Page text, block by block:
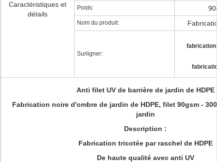
Caractéristiques et
détails
Poids:
Nom du produit:
Surligner:
fabrication
Anti filet UV de barrière de jardin de HDPE
Fabrication noire d'ombre de jardin de HDPE, filet 90gsm -
jardin
Description :
Fabrication tricotée par raschel de HDPE
De haute qualité avec anti UV